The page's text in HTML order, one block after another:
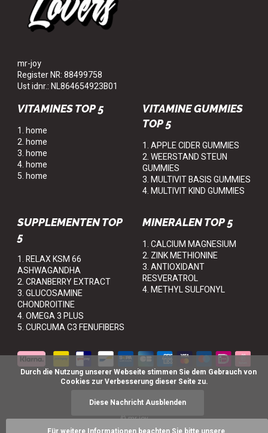
mr-joy
Register NR: 88499758
Ust idnr.: NL864654923B01
VITAMINES TOP 5
1. home
2. home
3. home
4. home
5. home
VITAMINE GUMMIES
TOP 5
1. APPLE CIDER GUMMIES
2. WEERSTAND STEUN
GUMMIES
3. MULTIVIT BASIS GUMMIES
4. MULTIVIT KIND GUMMIES
SUPPLEMENTEN TOP
5
1. RELAX KSM 66
ASHWAGANDHA
2. CRANBERRY EXTRACT
3. GLUCOSAMINE
CHONDROITINE
4. OMEGA 3 PLUS
5. CURCUMA C3 FENUFIBERS
MINERALEN TOP 5
1. CALCIUM MAGNESIUM
2. ZINK METHIONINE
3. ANTIOXIDANT
RESVERATROL
4. METHYL SULFONYL
© mr-joy
Cookies zur Verbesserung dieser Seite zu.
Diese Nachricht Ausblenden